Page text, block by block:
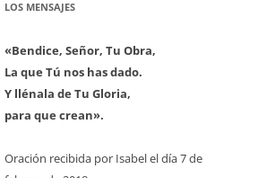
LOS MENSAJES
«Bendice, Señor, Tu Obra,
La que Tú nos has dado.
Y llénala de Tu Gloria,
para que crean».
Oración recibida por Isabel el día 7 de